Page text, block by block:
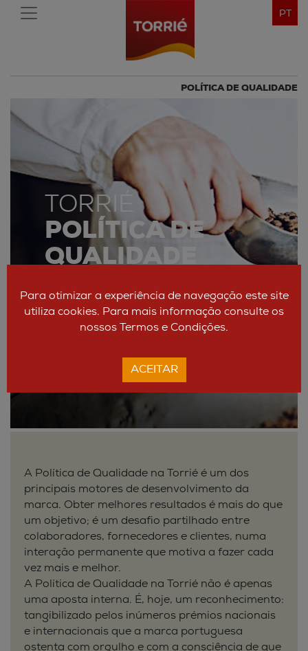
PT
POLÍTICA DE QUALIDADE
TORRIÉ
POLÍTICA DE
QUALIDADE
A Política de Qualidade na Torrié é um dos
principais motores de desenvolvimento da
marca. Obter melhores resultados é mais do que
um objetivo; é um desafio partilhado entre
colaboradores, fornecedores e clientes, numa
interação permanente que motiva a fazer cada
vez mais e melhor.
A Política de Qualidade na Torrié não é apenas
uma aposta interna. É, hoje, um reconhecimento:
tangibilizado pelos inúmeros prémios nacionais
e internacionais que a marca portuguesa
ostenta com orgulho e com a consciência de que
Para otimizar a experiência de navegação este site
utiliza cookies. Para mais informação consulte os
nossos Termos e Condições.
ACEITAR